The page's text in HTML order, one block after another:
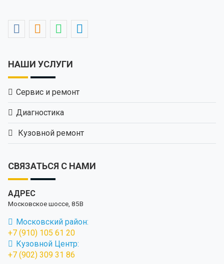
НАШИ УСЛУГИ
Сервис и ремонт
Диагностика
Кузовной ремонт
СВЯЗАТЬСЯ С НАМИ
АДРЕС
Московское шоссе, 85В
Московский район:
+7 (910) 105 61 20
Кузовной Центр:
+7 (902) 309 31 86